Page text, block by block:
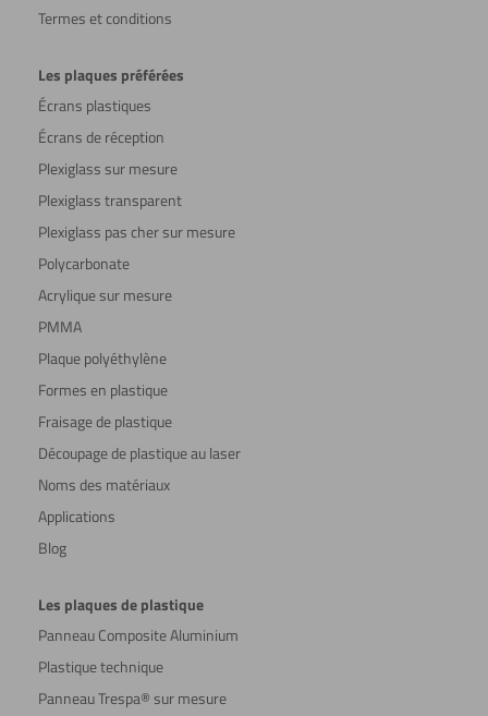
Termes et conditions
Les plaques préférées
Écrans plastiques
Écrans de réception
Plexiglass sur mesure
Plexiglass transparent
Plexiglass pas cher sur mesure
Polycarbonate
Acrylique sur mesure
PMMA
Plaque polyéthylène
Formes en plastique
Fraisage de plastique
Découpage de plastique au laser
Noms des matériaux
Applications
Blog
Les plaques de plastique
Panneau Composite Aluminium
Plastique technique
Panneau Trespa® sur mesure